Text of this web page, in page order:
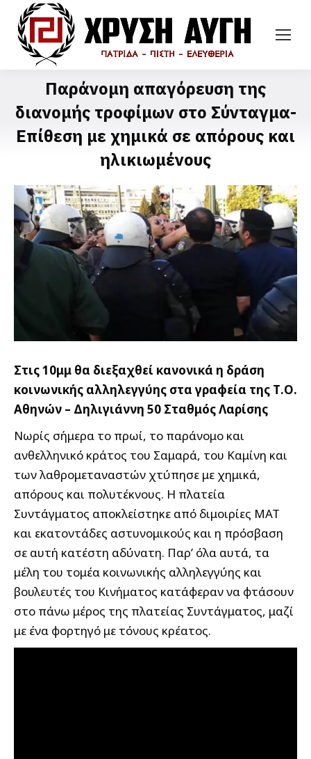
Παράνομη απαγόρευση της
διανομής τροφίμων στο Σύνταγμα-
Επίθεση με χημικά σε απόρους και
ηλικιωμένους
Στις 10μμ θα διεξαχθεί κανονικά η δράση
κοινωνικής αλληλεγγύης στα γραφεία της Τ.Ο.
Αθηνών – Δηλιγιάννη 50 Σταθμός Λαρίσης
Νωρίς σήμερα το πρωί, το παράνομο και
ανθελληνικό κράτος του Σαμαρά, του Καμίνη και
των λαθρομεταναστών χτύπησε με χημικά,
απόρους και πολυτέκνους. Η πλατεία
Συντάγματος αποκλείστηκε από διμοιρίες ΜΑΤ
και εκατοντάδες αστυνομικούς και η πρόσβαση
σε αυτή κατέστη αδύνατη. Παρ’ όλα αυτά, τα
μέλη του τομέα κοινωνικής αλληλεγγύης και
βουλευτές του Κινήματος κατάφεραν να φτάσουν
στο πάνω μέρος της πλατείας Συντάγματος, μαζί
με ένα φορτηγό με τόνους κρέατος.